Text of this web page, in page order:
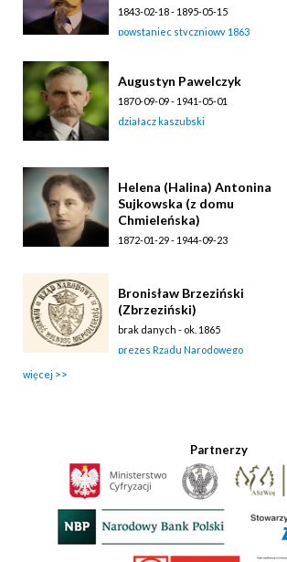
1843-02-18 - 1895-05-15
powstaniec styczniowy 1863
Augustyn Pawelczyk
1870-09-09 - 1941-05-01
działacz kaszubski
Helena (Halina) Antonina
Sujkowska (z domu
Chmieleńska)
1872-01-29 - 1944-09-23
Bronisław Brzeziński
(Zbrzeziński)
brak danych - ok. 1865
prezes Rządu Narodowego
więcej
Partnerzy